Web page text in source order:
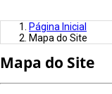
Página Inicial
Mapa do Site
Mapa do Site